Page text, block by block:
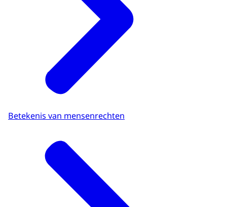
Betekenis van mensenrechten